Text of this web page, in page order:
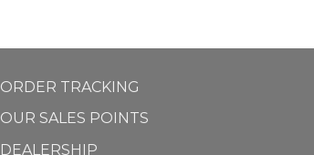
ORDER TRACKING
OUR SALES POINTS
DEALERSHIP